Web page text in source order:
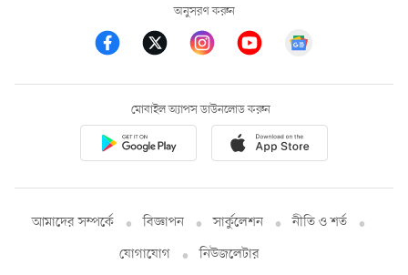
অনুসরণ করুন
মোবাইল অ্যাপস ডাউনলোড করুন
আমাদের সম্পর্কে বিজ্ঞাপন সার্কুলেশন
নীতি ও শর্ত
যোগাযোগ
নিউজলেটার